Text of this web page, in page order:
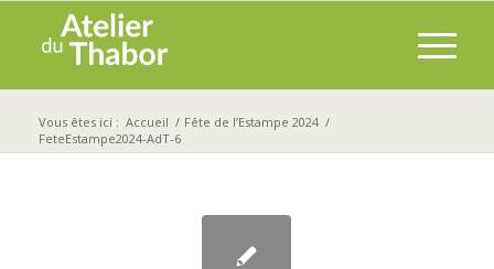
Vous êtes ici : Accueil / Fête de l’Estampe 2024 /
FeteEstampe2024-AdT-6